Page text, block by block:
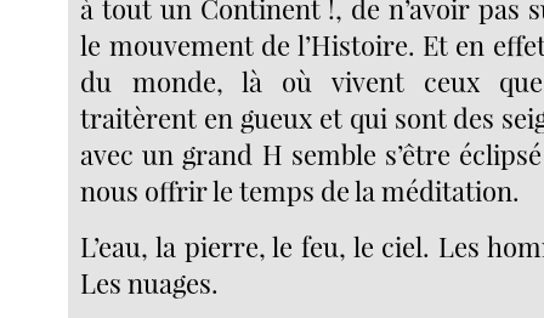
à tout un Continent !, de n’avoir pas
le mouvement de l’Histoire. Et en
du monde, là où vivent ceux
traitèrent en gueux et qui sont des
avec un grand H semble s’être
nous offrir le temps de la méditation.
L’eau, la pierre, le feu, le ciel. Les
Les nuages.